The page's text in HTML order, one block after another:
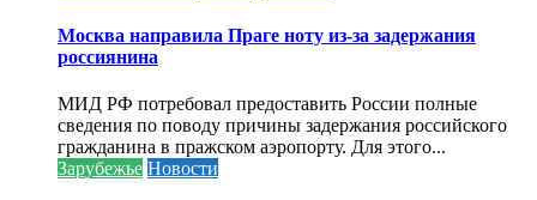
Москва направила Праге ноту из-за задержания
россиянина
МИД РФ потребовал предоставить России полные
сведения по поводу причины задержания российского
гражданина в пражском аэропорту. Для этого...
Зарубежье Новости